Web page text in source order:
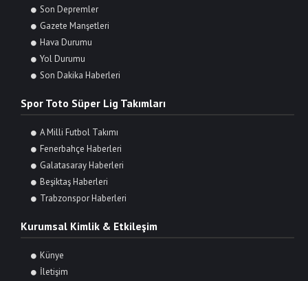
Son Depremler
Gazete Manşetleri
Hava Durumu
Yol Durumu
Son Dakika Haberleri
Spor Toto Süper Lig Takımları
A Milli Futbol Takımı
Fenerbahçe Haberleri
Galatasaray Haberleri
Beşiktaş Haberleri
Trabzonspor Haberleri
Kurumsal Kimlik & Etkileşim
Künye
İletişim